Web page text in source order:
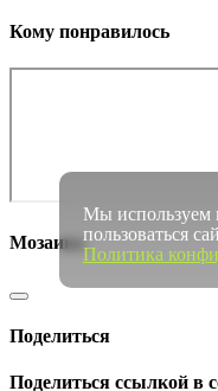
Кому понравилось
Мозаика
Поделиться
Поделиться ссылкой в
Мы используем
пользоваться
Политика